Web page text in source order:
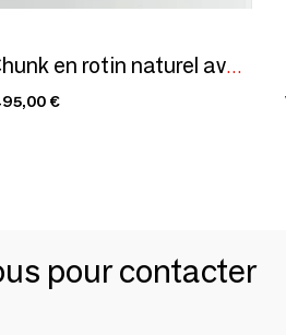
Porte-manteau Chunk en rotin naturel avec panier
€
pour contacter